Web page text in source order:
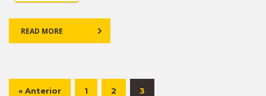
READ MORE
« Anterior 1 2 3